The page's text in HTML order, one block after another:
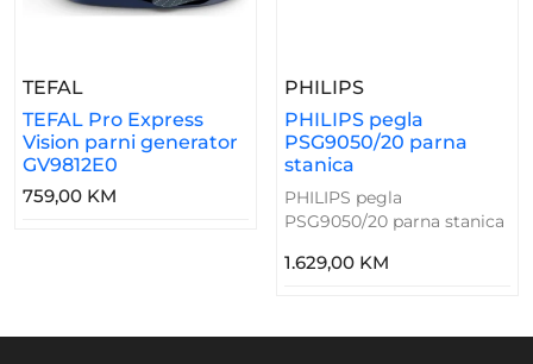
TEFAL– TEFAL Pro Express Vision Parni Generator
TEFAL Pro Express
Vision parni generator
GV9812E0
759,00 KM
PHILIPS– PHILIPS Pegla
PHILIPS pegla
PSG9050/20 parna
stanica
PHILIPS pegla
PSG9050/20 parna stanica
1.629,00 KM